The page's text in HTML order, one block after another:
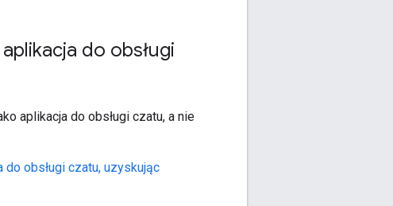
do obsługi
aplikacja do obsługi czatu, a nie
obsługi czatu, uzyskując